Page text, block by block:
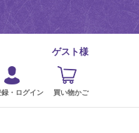
ゲスト様
録・ログイン 買い物かご